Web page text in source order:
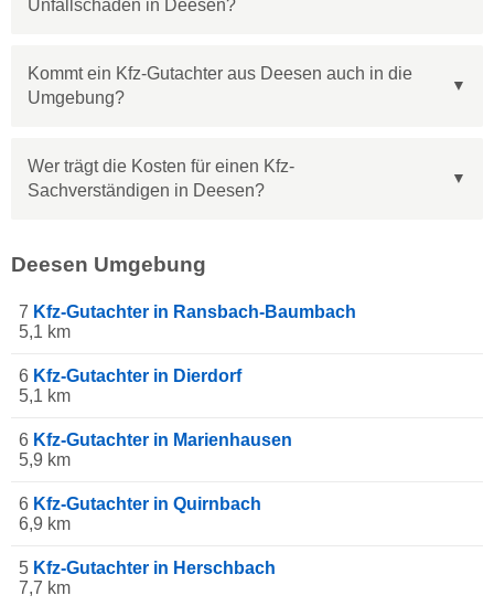
Unfallschaden in Deesen?
Kommt ein Kfz-Gutachter aus Deesen auch in die
Umgebung?
Wer trägt die Kosten für einen Kfz-
Sachverständigen in Deesen?
Deesen Umgebung
7 Kfz-Gutachter in Ransbach-Baumbach
5,1 km
6 Kfz-Gutachter in Dierdorf
5,1 km
6 Kfz-Gutachter in Marienhausen
5,9 km
6 Kfz-Gutachter in Quirnbach
6,9 km
5 Kfz-Gutachter in Herschbach
7,7 km